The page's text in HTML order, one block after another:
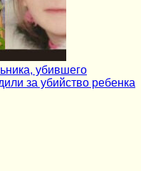
убившего
за убийство ребенка